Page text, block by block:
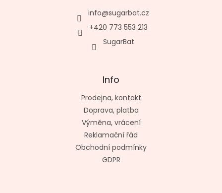
info@sugarbat.cz
+420 773 553 213
SugarBat
Info
Prodejna, kontakt
Doprava, platba
Výměna, vrácení
Reklamační řád
Obchodní podmínky
GDPR